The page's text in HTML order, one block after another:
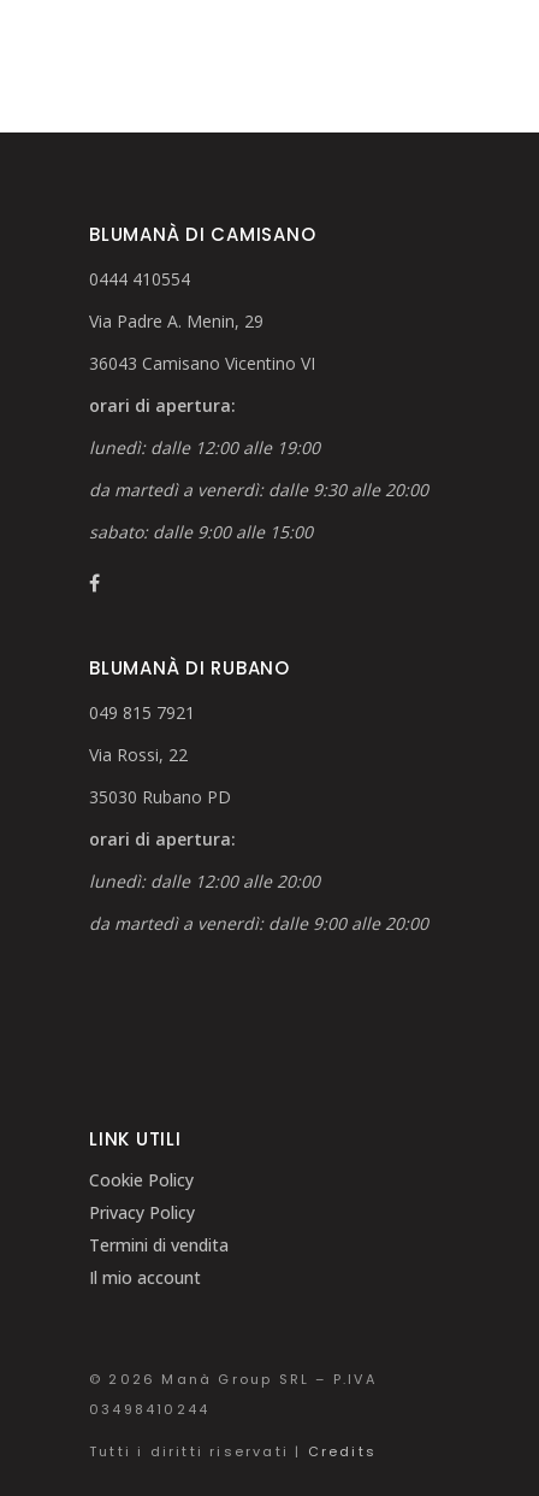
BLUMANÀ DI CAMISANO
0444 410554
Via Padre A. Menin, 29
36043 Camisano Vicentino VI
orari di apertura:
lunedì: dalle 12:00 alle 19:00
da martedì a venerdì: dalle 9:30 alle 20:00
sabato: dalle 9:00 alle 15:00
BLUMANÀ DI RUBANO
049 815 7921
Via Rossi, 22
35030 Rubano PD
orari di apertura:
lunedì: dalle 12:00 alle 20:00
da martedì a venerdì: dalle 9:00 alle 20:00
LINK UTILI
Cookie Policy
Privacy Policy
Termini di vendita
Il mio account
© 2026 Manà Group SRL – P.IVA
03498410244
Tutti i diritti riservati | Credits